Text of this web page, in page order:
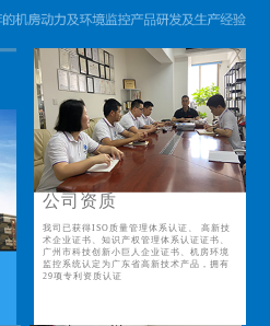
公司资质
我司已获得ISO质量管理体系认证、 高新技
术企业证书、知识产权管理体系认证证书、
广州市科技创新小巨人企业证书、机房环境
监控系统认定为广东省高新技术产品，拥有
29项专利资质认证